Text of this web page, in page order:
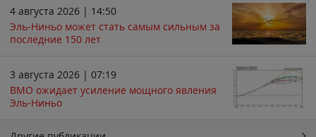
4 августа 2026 | 14:50
Эль-Ниньо может стать самым сильным за
последние 150 лет
3 августа 2026 | 07:19
ВМО ожидает усиление мощного явления
Эль-Ниньо